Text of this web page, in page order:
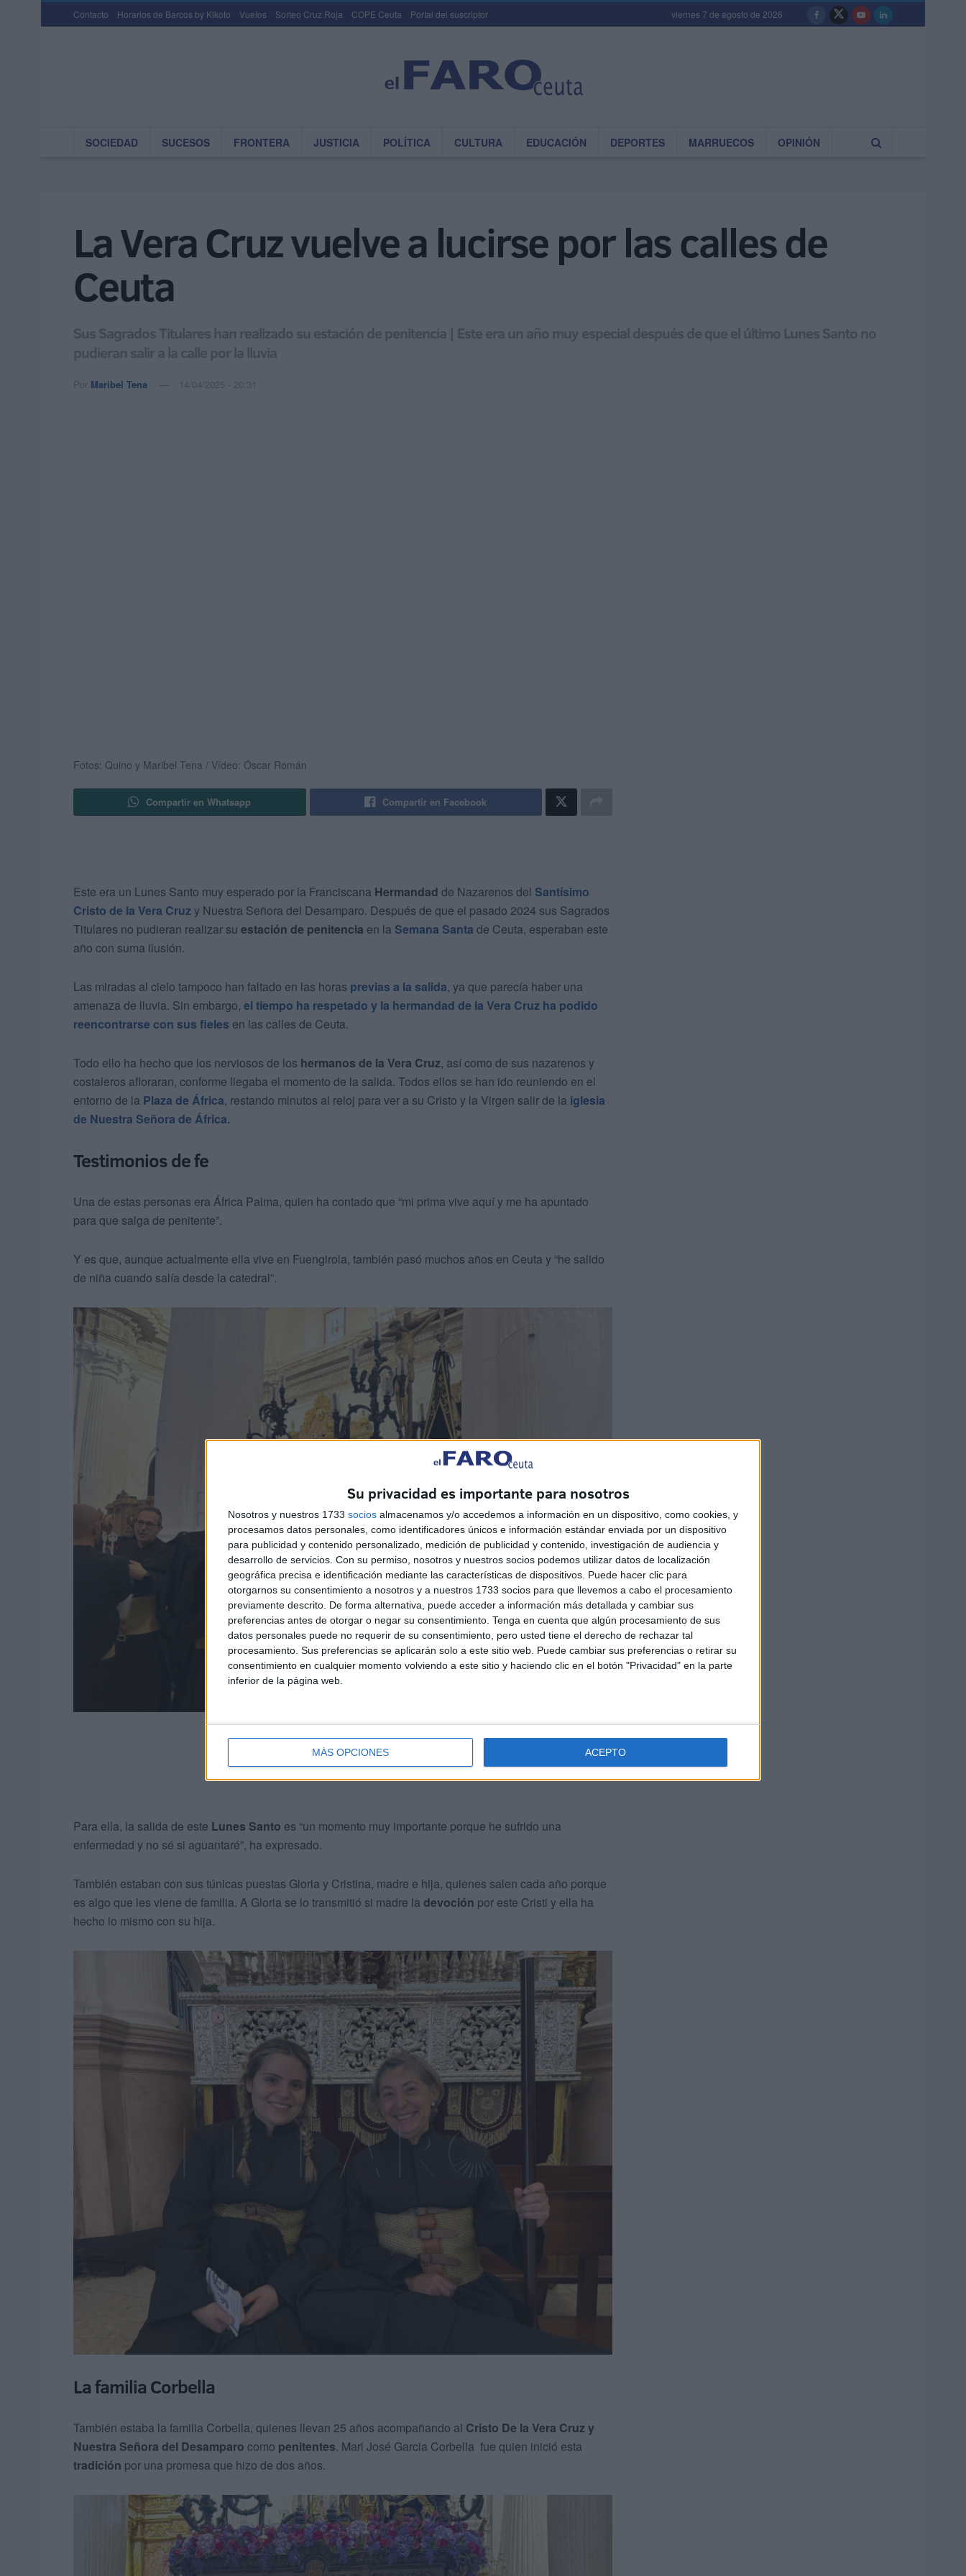
Su privacidad es importante para nosotros
Nosotros y nuestros 1733 socios almacenamos y/o accedemos a información en un dispositivo, como cookies, y
procesamos datos personales, como identificadores únicos e información estándar enviada por un dispositivo
para publicidad y contenido personalizado, medición de publicidad y contenido, investigación de audiencia y
desarrollo de servicios. Con su permiso, nosotros y nuestros socios podemos utilizar datos de localización
geográfica precisa e identificación mediante las características de dispositivos. Puede hacer clic para
otorgarnos su consentimiento a nosotros y a nuestros 1733 socios para que llevemos a cabo el procesamiento
previamente descrito. De forma alternativa, puede acceder a información más detallada y cambiar sus
preferencias antes de otorgar o negar su consentimiento. Tenga en cuenta que algún procesamiento de sus
datos personales puede no requerir de su consentimiento, pero usted tiene el derecho de rechazar tal
procesamiento. Sus preferencias se aplicarán solo a este sitio web. Puede cambiar sus preferencias o retirar su
consentimiento en cualquier momento volviendo a este sitio y haciendo clic en el botón "Privacidad" en la parte
inferior de la página web.
MÁS OPCIONES ACEPTO
Contacto Horarios de Barcos by Kikoto Vuelos Sorteo Cruz Roja COPE Ceuta Portal del suscriptor viernes 7 de agosto de 2026
SOCIEDAD SUCESOS FRONTERA JUSTICIA POLÍTICA CULTURA EDUCACIÓN DEPORTES MARRUECOS OPINIÓN
La Vera Cruz vuelve a lucirse por las calles de
Ceuta
Sus Sagrados Titulares han realizado su estación de penitencia | Este era un año muy especial después de que el último Lunes Santo no
pudieran salir a la calle por la lluvia
Por Maribel Tena 14/04/2025 - 20:31
Fotos: Quino y Maribel Tena / Vídeo: Óscar Román
Compartir en Whatsapp Compartir en Facebook
Este era un Lunes Santo muy esperado por la Franciscana Hermandad de Nazarenos del Santísimo
Cristo de la Vera Cruzy Nuestra Señora del Desamparo. Después de que el pasado 2024 sus Sagrados
Titulares no pudieran realizar su estación de penitencia en la Semana Santa de Ceuta, esperaban este
año con suma ilusión.
Las miradas al cielo tampoco han faltado en las horas previas a la salida, ya que parecía haber una
amenaza de lluvia. Sin embargo, el tiempo ha respetado y la hermandad de la Vera Cruz ha podido
reencontrarse con sus fieles en las calles de Ceuta.
Todo ello ha hecho que los nerviosos de los hermanos de la Vera Cruz, así como de sus nazarenos y
costaleros afloraran, conforme llegaba el momento de la salida. Todos ellos se han ido reuniendo en el
entorno de la Plaza de África, restando minutos al reloj para ver a su Cristo y la Virgen salir de la iglesia
de Nuestra Señora de África.
Testimonios de fe
Una de estas personas era África Palma, quien ha contado que “mi prima vive aquí y me ha apuntado
para que salga de penitente”.
Y es que, aunque actualmente ella vive en Fuengirola, también pasó muchos años en Ceuta y “he salido
de niña cuando salía desde la catedral”.
Para ella, la salida de este Lunes Santo es “un momento muy importante porque he sufrido una
enfermedad y no sé si aguantaré”, ha expresado.
También estaban con sus túnicas puestas Gloria y Cristina, madre e hija, quienes salen cada año porque
es algo que les viene de familia. A Gloria se lo transmitió si madre la devoción por este Cristi y ella ha
hecho lo mismo con su hija.
La familia Corbella
También estaba la familia Corbella, quienes llevan 25 años acompañando al Cristo De la Vera Cruz y
Nuestra Señora del Desamparo como penitentes. Mari José Garcia Corbella fue quien inició esta
tradición por una promesa que hizo de dos años.